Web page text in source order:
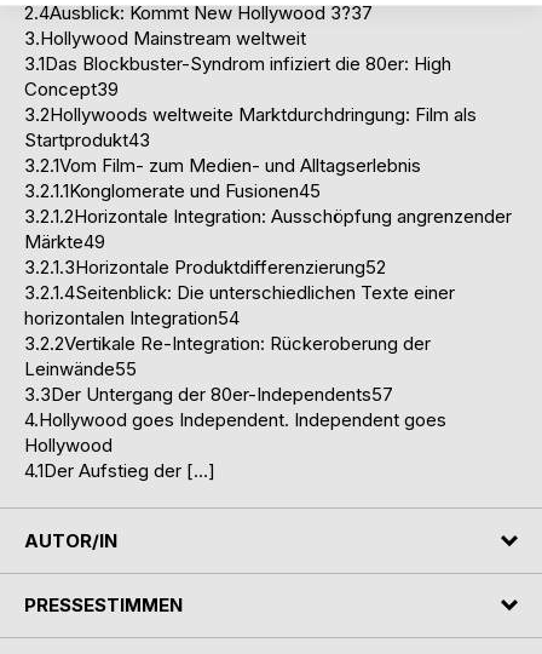
2.4Ausblick: Kommt New Hollywood 3?37
3.Hollywood Mainstream weltweit
3.1Das Blockbuster-Syndrom infiziert die 80er: High
Concept39
3.2Hollywoods weltweite Marktdurchdringung: Film als
Startprodukt43
3.2.1Vom Film- zum Medien- und Alltagserlebnis
3.2.1.1Konglomerate und Fusionen45
3.2.1.2Horizontale Integration: Ausschöpfung angrenzender
Märkte49
3.2.1.3Horizontale Produktdifferenzierung52
3.2.1.4Seitenblick: Die unterschiedlichen Texte einer
horizontalen Integration54
3.2.2Vertikale Re-Integration: Rückeroberung der
Leinwände55
3.3Der Untergang der 80er-Independents57
4.Hollywood goes Independent. Independent goes
Hollywood
4.1Der Aufstieg der […]
AUTOR/IN
PRESSESTIMMEN